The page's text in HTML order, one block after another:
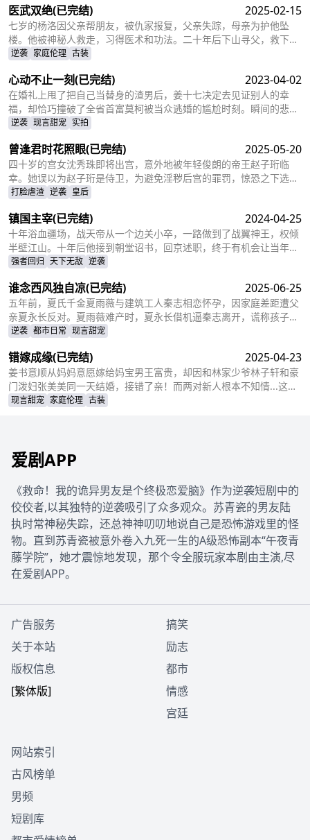
女儿，却不想自己的婆婆和小叔子一家正在谋算着将丈夫的高额抚恤
金据为己有，而此时的沈乔生也匆匆赶到......
医武双绝(已完结) 2025-02-15
七岁的杨洛因父亲帮朋友，被仇家报复，父亲失踪，母亲为护他坠
楼。他被神秘人救走，习得医术和功法。二十年后下山寻父，救下被
跟踪的苏轻眉和她小姨，又因柳家女儿当日结婚退了婚约，被苏轻眉
踪与裴家有关，裴家背靠京都五大豪门。为找父亲，他提升实力，婚
后与苏轻眉一同前往京都。
逆袭 家庭伦理 古装
心动不止一刻(已完结) 2023-04-02
在婚礼上甩了把自己当替身的渣男后，姜十七决定去见证别人的幸
福，却恰巧撞破了全省首富莫柯被当众逃婚的尴尬时刻。瞬间的悲愤
交加，让姜十七鼓起勇气见义勇为，上台演着戏嫁给了莫柯。但姜十
现，不仅捣乱了莫柯的计划，还让她闯进了莫柯的心里。事后，莫柯
购买了姜十七所在的公司，成了空降的老板，开始了自己的茫茫追妻
之旅……
逆袭 现言甜宠 实拍
曾逢君时花照眼(已完结) 2025-05-20
四十岁的宫女沈秀珠即将出宫，意外地被年轻俊朗的帝王赵子珩临
幸。她误以为赵子珩是侍卫，为避免淫秽后宫的罪罚，惊恐之下选择
了逃离。六年后，沈秀珠携龙凤胎现身宫廷百子宴，却被亲族羞辱和
贵，成为人人敬仰的皇后，狠狠打了那些人的脸！
打脸虐渣 逆袭 皇后
镇国主宰(已完结) 2024-04-25
十年浴血疆场，战天帝从一个边关小卒，一路做到了战翼神王，权倾
半壁江山。十年后他接到朝堂诏书，回京述职，终于有机会让当年害
自己母亲的仇人为之付出代价
强者回归 天下无敌 逆袭
谁念西风独自凉(已完结) 2025-06-25
五年前，夏氏千金夏雨薇与建筑工人秦志相恋怀孕，因家庭差距遭父
亲夏永长反对。夏雨薇难产时，夏永长借机逼秦志离开，谎称孩子夭
折，实则把孩子小蝶交给秦志。秦志工地事故后失智，父女拾荒为
骗。小蝶为救父接近她，她凭借护身符和鸡汤味道发现真相。夏永长
与江正阳阻挠，夏雨薇救下父女，秦志苏醒，一家团圆，夏永长悔
悟，夏雨薇继承家业，与秦志重归于好。
逆袭 都市日常 现言甜宠
错嫁成缘(已完结) 2025-04-23
姜书意顺从妈妈意愿嫁给妈宝男王富贵，却因和林家少爷林子轩和豪
门泼妇张美美同一天结婚，接错了亲！而两对新人根本不知情...这场
洞错房的闹剧会如何收场？
现言甜宠 家庭伦理 古装
爱剧APP
《救命！我的诡异男友是个终极恋爱脑》作为逆袭短剧中的
佼佼者,以其独特的逆袭吸引了众多观众。苏青瓷的男友陆
执时常神秘失踪，还总神神叨叨地说自己是恐怖游戏里的怪
物。直到苏青瓷被意外卷入九死一生的A级恐怖副本“午夜青
藤学院”，她才震惊地发现，那个令全服玩家本剧由主演,尽
在爱剧APP。
广告服务
关于本站
版权信息
[繁体版]
搞笑
励志
都市
情感
宫廷
网站索引
古风榜单
男频
短剧库